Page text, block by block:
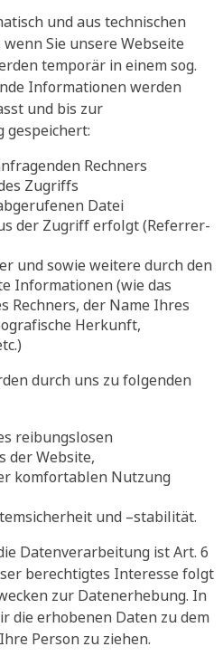
und aus technischen
Sie unsere Webseite
temporär in einem sog.
Informationen werden
und bis zur
gespeichert:
Rechners
Zugriffs
Datei
der Zugriff erfolgt (Referrer-
und sowie weitere durch den
Informationen (wie das
Rechners, der Name Ihres
Herkunft,
durch uns zu folgenden
reibungslosen
der Website,
komfortablen Nutzung
und –stabilität.
Datenverarbeitung ist Art. 6
berechtigtes Interesse folgt
zur Datenerhebung. In
die erhobenen Daten zu dem
Person zu ziehen.